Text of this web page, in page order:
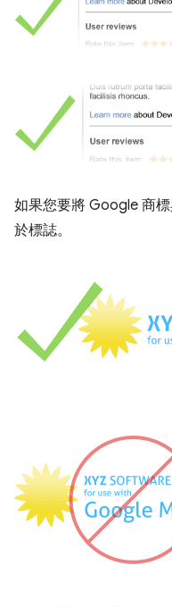
如果您要將 Google 商
於標誌。